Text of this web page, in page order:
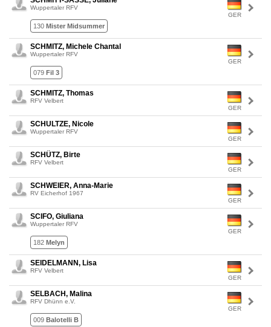
GER
Wuppertaler RFV
130 Mister Midsummer
GER
SCHMITZ, Michele Chantal
Wuppertaler RFV
079 Fil 3
GER
SCHMITZ, Thomas
RFV Velbert
GER
SCHULTZE, Nicole
Wuppertaler RFV
GER
SCHÜTZ, Birte
RFV Velbert
GER
SCHWEIER, Anna-Marie
RV Eicherhof 1967
GER
SCIFO, Giuliana
Wuppertaler RFV
182 Melyn
GER
SEIDELMANN, Lisa
RFV Velbert
GER
SELBACH, Malina
RFV Dhünn e.V.
009 Balotelli B